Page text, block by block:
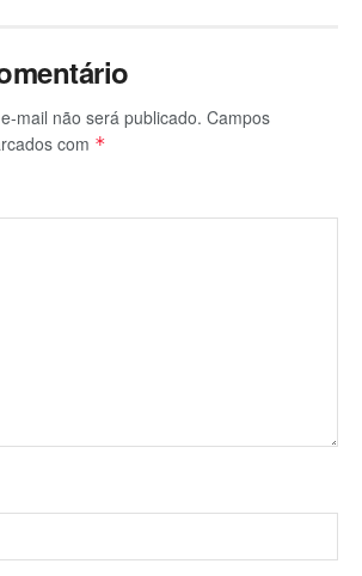
mail não será publicado. Campos
com *